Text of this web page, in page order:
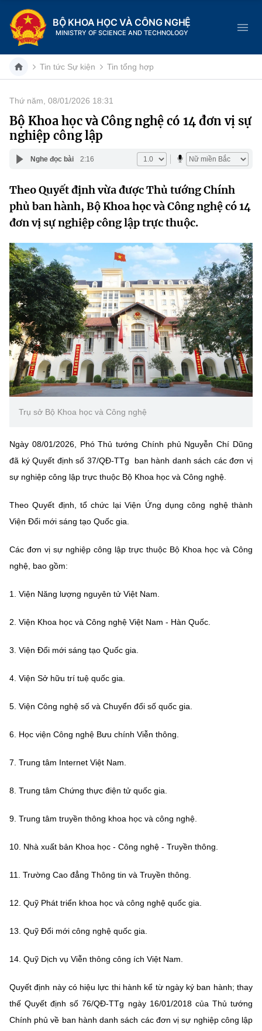
BỘ KHOA HỌC VÀ CÔNG NGHỆ
MINISTRY OF SCIENCE AND TECHNOLOGY
Danh mục
Trang chủ
Giới thiệu
Chức năng nhiệm vụ
Cơ cấu tổ chức
Lịch sử phát triển
Sở Khoa học và Công nghệ
Tin tức sự kiện
Khoa học và Công nghệ
Đổi mới sáng tạo
Chuyển đổi số
Bưu chính, Viễn thông
Sở hữu trí tuệ
Tiêu chuẩn, đo lường, chất lượng
Năng lượng nguyên tử
Tin địa phương
Dịch vụ công
Hệ thống văn bản
Văn bản QPPL
Văn bản chỉ đạo điều hành
Lấy ý kiến người dân về dự thảo VBQPPL
MST IOFFICE
THỐNG KÊ
Khoa học và Công nghệ
Đổi mới sáng tạo
Chuyển đổi số
Bưu chính, Viễn thông
Sở hữu trí tuệ
Tiêu chuẩn, đo lường, chất lượng
Năng lượng nguyên tử
Multimedia
THƯ ĐIỆN TỬ
Khác
Voice
Nhiệm vụ trọng tâm
Vietnamese English
MINISTRY OF SCIENCE AND TECHNOLOGY
Điều khoản sử dụng Theo dõi MST:
Cơ quan chủ quản: Bộ Khoa học và Công nghệ (MST)
Giám đốc Trung tâm Truyền thông Khoa học và Công nghệ.
Địa chỉ: Ban Biên tập Cổng TTĐT - 18 Nguyễn Du, TP. Hà Nội
Email:stc@mst.gov.vn
(Ghi rõ nguồn "https://mst.gov.vn" khi phát hành lại thông tin từ
Tin tức Sự kiện Tin tổng hợp
Thứ năm, 08/01/2026 18:31
Bộ Khoa học và Công nghệ có 14 đơn vị sự
nghiệp công lập
Nghe đọc bài 2:16
Theo Quyết định vừa được Thủ tướng Chính
phủ ban hành, Bộ Khoa học và Công nghệ có 14
đơn vị sự nghiệp công lập trực thuộc.
Trụ sở Bộ Khoa học và Công nghệ
Ngày 08/01/2026, Phó Thủ tướng Chính phủ Nguyễn Chí Dũng
đã ký Quyết định số 37/QĐ-TTg ban hành danh sách các đơn vị
sự nghiệp công lập trực thuộc Bộ Khoa học và Công nghệ.
Theo Quyết định, tổ chức lại Viện Ứng dụng công nghệ thành
Viện Đổi mới sáng tạo Quốc gia.
Các đơn vị sự nghiệp công lập trực thuộc Bộ Khoa học và Công
nghệ, bao gồm:
1. Viện Năng lượng nguyên tử Việt Nam.
2. Viện Khoa học và Công nghệ Việt Nam - Hàn Quốc.
3. Viện Đổi mới sáng tạo Quốc gia.
4. Viện Sở hữu trí tuệ quốc gia.
5. Viện Công nghệ số và Chuyển đổi số quốc gia.
6. Học viện Công nghệ Bưu chính Viễn thông.
7. Trung tâm Internet Việt Nam.
8. Trung tâm Chứng thực điện tử quốc gia.
9. Trung tâm truyền thông khoa học và công nghệ.
10. Nhà xuất bản Khoa học - Công nghệ - Truyền thông.
11. Trường Cao đẳng Thông tin và Truyền thông.
12. Quỹ Phát triển khoa học và công nghệ quốc gia.
13. Quỹ Đổi mới công nghệ quốc gia.
14. Quỹ Dịch vụ Viễn thông công ích Việt Nam.
Quyết định này có hiệu lực thi hành kể từ ngày ký ban hành; thay
thế Quyết định số 76/QĐ-TTg ngày 16/01/2018 của Thủ tướng
Chính phủ về ban hành danh sách các đơn vị sự nghiệp công lập